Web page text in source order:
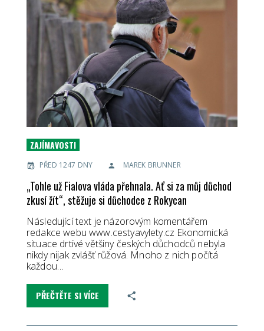
ZAJÍMAVOSTI
PŘED 1247 DNY MAREK BRUNNER
„Tohle už Fialova vláda přehnala. Ať si za můj důchod
zkusí žít“, stěžuje si důchodce z Rokycan
Následující text je názorovým komentářem
redakce webu www.cestyavylety.cz Ekonomická
situace drtivé většiny českých důchodců nebyla
nikdy nijak zvlášť růžová. Mnoho z nich počítá
každou…
PŘEČTĚTE SI VÍCE